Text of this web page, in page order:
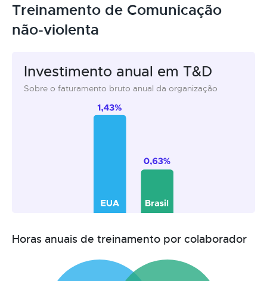
Treinamento de Comunicação
não-violenta
Investimento anual em T&D
Sobre o faturamento bruto anual da organização
Horas anuais de treinamento por colaborador